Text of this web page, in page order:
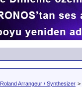
Roland Arrangeur / Synthesizer >